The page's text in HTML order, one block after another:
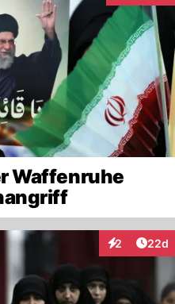
Waffenruhe
2
Interaktionen
22d